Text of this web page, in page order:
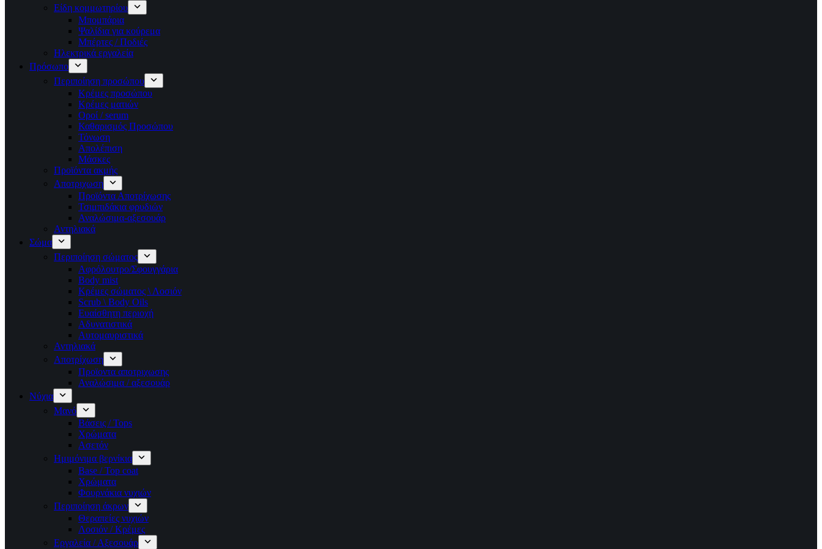
Είδη κομμωτηρίου
Μπομπάρια
Ψαλίδια για κούρεμα
Μπέρτες / Ποδιές
Ηλεκτρικά εργαλεία
Πρόσωπο
Περιποίηση προσώπου
Κρέμες προσώπου
Κρέμες ματιών
Οροί / serum
Καθαρισμός Προσώπου
Τόνωση
Απολέπιση
Μάσκες
Προϊόντα ακμής
Αποτριχωση
Προϊόντα Αποτρίχωσης
Τσιμπιδάκια φρυδιών
Αναλώσιμα-αξεσουάρ
Αντηλιακά
Σώμα
Περιποίηση σώματος
Αφρόλουτρο/Σφουγγάρια
Body mist
Κρέμες σώματος \ Λοσιόν
Scrub \ Body Oils
Ευαίσθητη περιοχή
Αδυνατιστικά
Αυτομαυριστικά
Αντηλιακά
Αποτρίχωση
Προϊοντα αποτριχωσης
Αναλώσιμα / αξεσουάρ
Νύχια
Μανό
Βάσεις / Tops
Χρώματα
Ασετόν
Ημιμόνιμα βερνίκια
Base / Top coat
Χρώματα
Φουρνάκια νυχιών
Περιποίηση άκρων
Θεραπείες νυχιών
Λοσιόν / Κρέμες
Εργαλεία / Αξεσουάρ